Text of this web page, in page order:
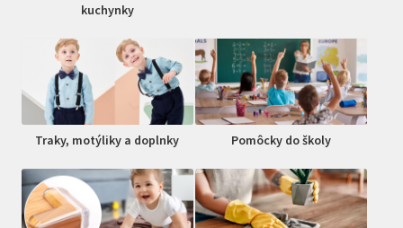
kuchynky
Traky, motýliky a doplnky Pomôcky do školy